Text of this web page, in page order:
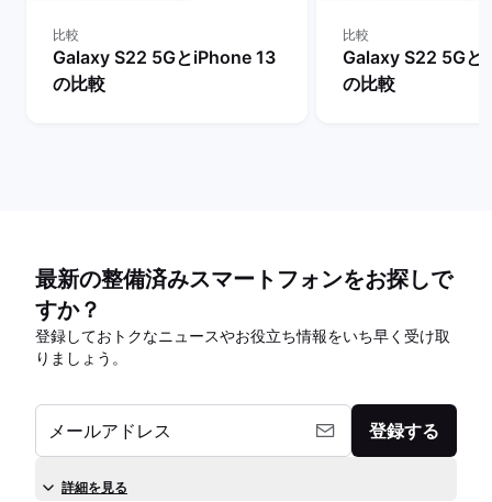
比較
Galaxy S22 5GとiPhone 13
の比較
比較
Galaxy S22 5Gと
の比較
最新の整備済みスマートフォンをお探しで
すか？
登録しておトクなニュースやお役立ち情報をいち早く受け取
りましょう。
メールアドレス 登録する
詳細を見る